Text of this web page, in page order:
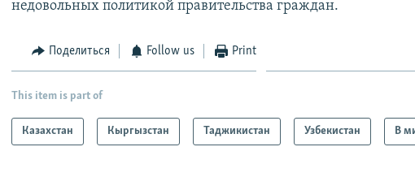
недовольных политикой правительства граждан.
Поделиться Follow us Print
This item is part of
Казахстан Кыргызстан Таджикистан Узбекистан В